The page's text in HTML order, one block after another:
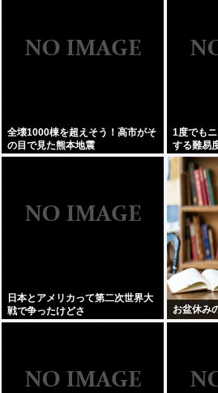
全壊1000棟を超えそう！高市がそ
の目で見た熊本地震
1度でも
する難易
ってしま
日本とアメリカって第二次世界大
戦で争ったけどさ
お盆休み